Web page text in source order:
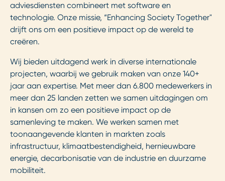
adviesdiensten combineert met software en
technologie. Onze missie, “Enhancing Society Together"
drijft ons om een positieve impact op de wereld te
creëren.
Wij bieden uitdagend werk in diverse internationale
projecten, waarbij we gebruik maken van onze 140+
jaar aan expertise. Met meer dan 6.800 medewerkers in
meer dan 25 landen zetten we samen uitdagingen om
in kansen om zo een positieve impact op de
samenleving te maken. We werken samen met
toonaangevende klanten in markten zoals
infrastructuur, klimaatbestendigheid, hernieuwbare
energie, decarbonisatie van de industrie en duurzame
mobiliteit.